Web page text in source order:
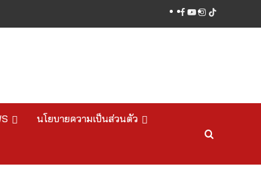
facebook
youtube
instagram
tiktok
นโยบายความเป็นส่วนตัว